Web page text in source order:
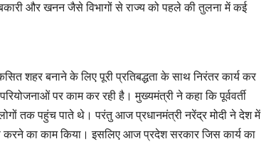
आबकारी और खनन जैसे विभागों से राज्य को पहले की तुलना में कई
शहर बनाने के लिए पूरी प्रतिबद्धता के साथ निरंतर कार्य कर
पर काम कर रही है। मुख्यमंत्री ने कहा कि पूर्ववर्ती
तक पहुंच पाते थे। परंतु आज प्रधानमंत्री नरेंद्र मोदी ने देश में
करने का काम किया। इसलिए आज प्रदेश सरकार जिस कार्य का